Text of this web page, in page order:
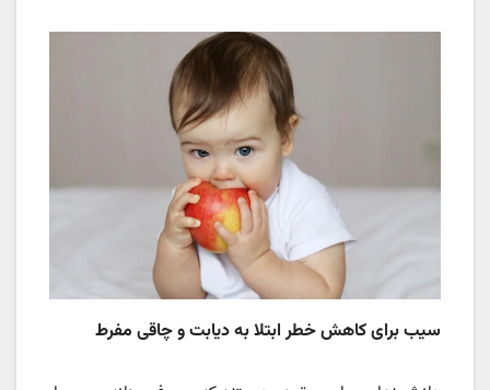
سیب برای کاهش خطر ابتلا به دیابت و چاقی مفرط